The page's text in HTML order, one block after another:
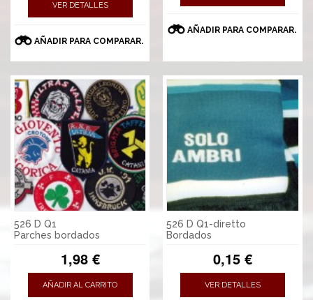
VER DETALLES
AÑADIR PARA COMPARAR.
AÑADIR PARA COMPARAR.
526 D Q1
Parches bordados
1,98 €
AÑADIR AL CARRITO
526 D Q1-diretto
Bordados
0,15 €
VER DETALLES